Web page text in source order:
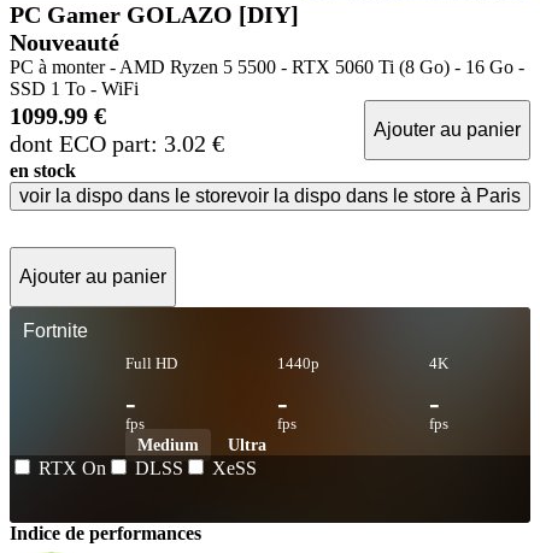
PC Gamer GOLAZO [DIY]
Nouveauté
PC à monter - AMD Ryzen 5 5500 - RTX 5060 Ti (8 Go) - 16 Go -
SSD 1 To - WiFi
1099.99 €
dont ECO part: 3.02 €
Ajouter au panier
en stock
voir la dispo dans le storevoir la dispo dans le store à Paris
Ajouter au panier
Fortnite
Full HD
-
fps
1440p
-
fps
4K
-
fps
Medium Ultra
RTX On DLSS XeSS
Indice de performances